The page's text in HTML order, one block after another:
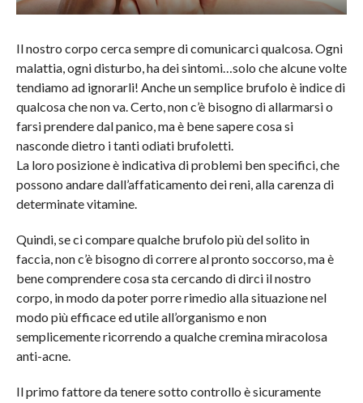
Il nostro corpo cerca sempre di comunicarci qualcosa. Ogni
malattia, ogni disturbo, ha dei sintomi…solo che alcune volte
tendiamo ad ignorarli! Anche un semplice brufolo è indice di
qualcosa che non va. Certo, non c’è bisogno di allarmarsi o
farsi prendere dal panico, ma è bene sapere cosa si
nasconde dietro i tanti odiati brufoletti.
La loro posizione è indicativa di problemi ben specifici, che
possono andare dall’affaticamento dei reni, alla carenza di
determinate vitamine.
Quindi, se ci compare qualche brufolo più del solito in
faccia, non c’è bisogno di correre al pronto soccorso, ma è
bene comprendere cosa sta cercando di dirci il nostro
corpo, in modo da poter porre rimedio alla situazione nel
modo più efficace ed utile all’organismo e non
semplicemente ricorrendo a qualche cremina miracolosa
anti-acne.
Il primo fattore da tenere sotto controllo è sicuramente